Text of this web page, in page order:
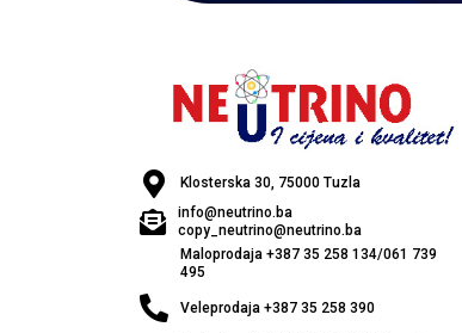
Klosterska 30, 75000 Tuzla
info@neutrino.ba
copy_neutrino@neutrino.ba
Maloprodaja +387 35 258 134/061 739
495
Veleprodaja +387 35 258 390